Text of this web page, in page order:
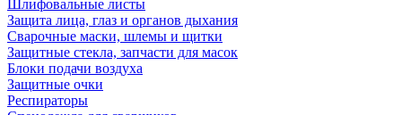
Шлифовальные листы
Защита лица, глаз и органов дыхания
Сварочные маски, шлемы и щитки
Защитные стекла, запчасти для масок
Блоки подачи воздуха
Защитные очки
Респираторы